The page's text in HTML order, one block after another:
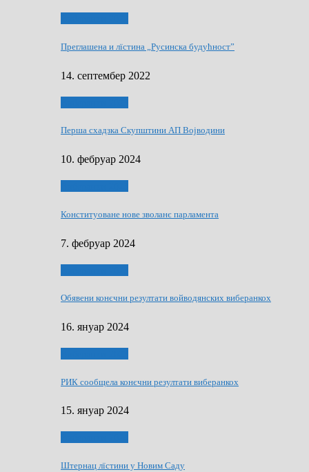
Преглашена и лїстина „Русинска будућност”
14. септембер 2022
Перша схадзка Скупштини АП Војводини
10. фебруар 2024
Конституоване нове зволанє парламентa
7. фебруар 2024
Обявени конєчни резултати войводянских виберанкох
16. януар 2024
РИК сообщела конєчни резултати виберанкох
15. януар 2024
Штернац лїстини у Новим Саду